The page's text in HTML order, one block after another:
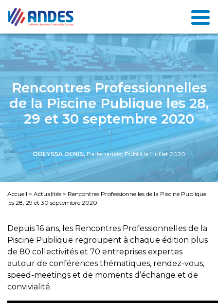
Rencontres Professionnelles
de la Piscine Publique les 28,
29 et 30 septembre 2020
ODEYSSA DENIS,Partenariats, Publié le 1 juillet 2020
Accueil > Actualités > Rencontres Professionnelles de la Piscine Publique
les 28, 29 et 30 septembre 2020
Depuis 16 ans, les Rencontres Professionnelles de la
Piscine Publique regroupent à chaque édition plus
de 80 collectivités et 70 entreprises expertes
autour de conférences thématiques, rendez-vous,
speed-meetings et de moments d’échange et de
convivialité.